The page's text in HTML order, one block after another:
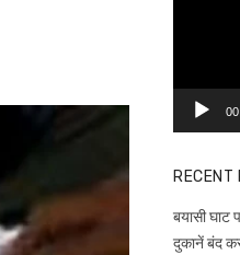
RECENT
बयासी घाट
दुकानें बंद कर